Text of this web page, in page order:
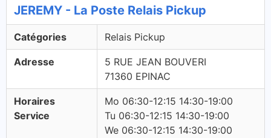
JEREMY - La Poste Relais Pickup
Catégories Relais Pickup
Adresse
5 RUE JEAN BOUVERI
71360 EPINAC
Horaires
Service
Mo 06:30-12:15 14:30-19:00
Tu 06:30-12:15 14:30-19:00
We 06:30-12:15 14:30-19:00